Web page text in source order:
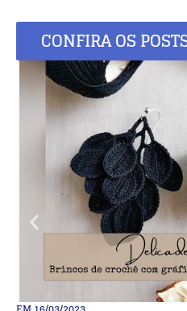
CONFIRA OS